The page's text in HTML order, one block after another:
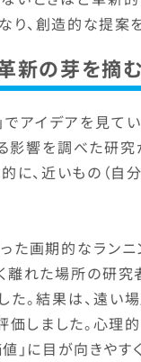
、創造的な提案
新の芽を摘む
アイデアを見て
影響を調べた研究
に、近いもの（
た画期的なラン
離れた場所の研
。結果は、遠い
価しました。心
」に目が向きやす